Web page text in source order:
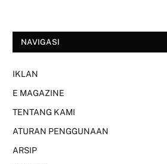
NAVIGASI
IKLAN
E MAGAZINE
TENTANG KAMI
ATURAN PENGGUNAAN
ARSIP